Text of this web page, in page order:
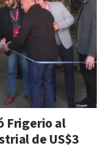
Frigerio al
de US$3